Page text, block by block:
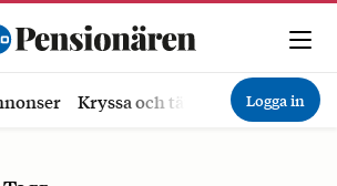
Kryssa och tävla Ekonomi
Logga in